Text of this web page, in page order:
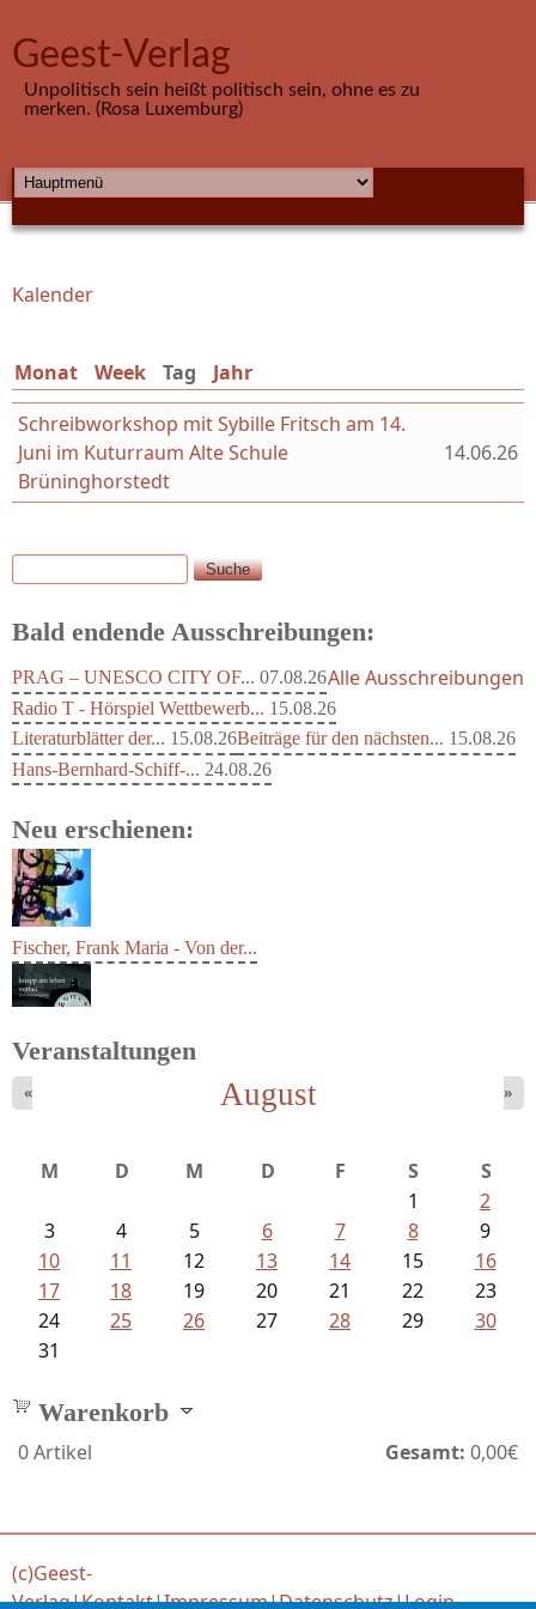
Geest-Verlag
Unpolitisch sein heißt politisch sein, ohne es zu
merken. (Rosa Luxemburg)
HAUPTMENÜ
Sie sind hier
Kalender
Monat Week Tag (aktiver Reiter)
Jahr
Schreibworkshop mit Sybille Fritsch am 14.
Juni im Kuturraum Alte Schule
Brüninghorstedt
14.06.26
Suchformular
Suche
Bald endende Ausschreibungen:
PRAG – UNESCO CITY OF... 07.08.26
Radio T - Hörspiel Wettbewerb... 15.08.26
Literaturblätter der... 15.08.26Beiträge für den nächsten... 15.08.26
Hans-Bernhard-Schiff-... 24.08.26
Alle Ausschreibungen
Neu erschienen:
Fischer, Frank Maria - Von der...
Veranstaltungen
August
« »
M D M D F S
S
1
2
3
4 5 6 7 8
9
10
11 12 13 14 15
16
17
18 19 20 21 22
23
24
25 26 27 28 29
30
31
Warenkorb
0Artikel Gesamt: 0,00€
(c)Geest-
Verlag|Kontakt|Impressum|Datenschutz|Login